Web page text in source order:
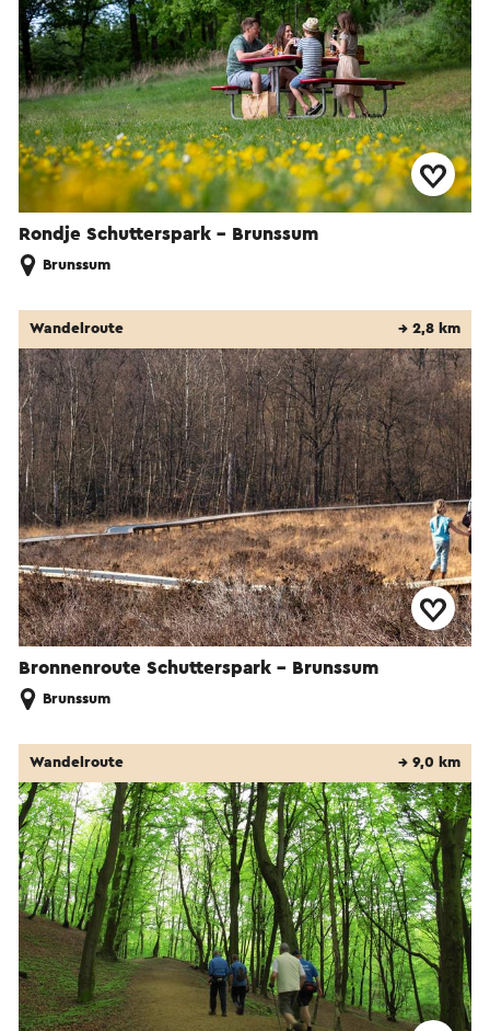
Rondje Schutterspark - Brunssum
Brunssum
Bronnenroute Schutterspark - Brunssum
Wandelroute → 2,8 km
Brunssum
Wandelroute → 9,0 km